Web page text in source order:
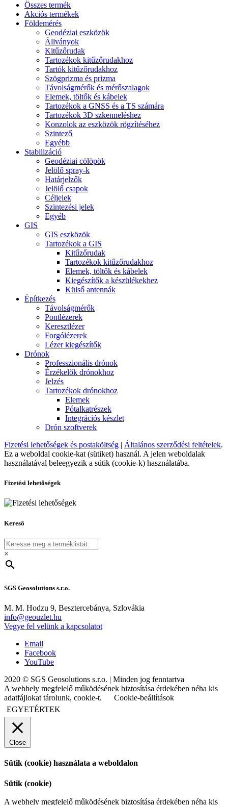
Összes termék
Akciós termékek
Földemérés
Geodéziai eszközök
Állványok
Kitűzőrudak
Tartozékok kitűzőrudakhoz
Tartók kitűzőrudakhoz
Szögprizma és prizma
Távolságmérők és mérőszalagok
Elemek, töltők és kábelek
Tartozékok a GNSS és a TS számára
Tartozékok 3D szkenneléshez
Konzolok az eszközök rögzítéséhez
Szintező
Egyébb
Stabilizáció
Geodéziai cölöpök
Jelölő spray-k
Határjelzők
Jelölő csapok
Céljelek
Szintezési jelek
Egyéb
GIS
GIS eszközök
Tartozékok a GIS
Kitűzőrudak
Tartozékok kitűzőrudakhoz
Elemek, töltők és kábelek
Kiegészítők a készülékekhez
Külső antennák
Építkezés
Távolságmérők
Pontlézerek
Keresztlézer
Forgólézerek
Lézer kiegészítők
Drónok
Professzionális drónok
Érzékelők drónokhoz
Jelzés
Tartozékok drónokhoz
Elemek
Pótalkatrészek
Integrációs készlet
Drón szoftverek
Fizetési lehetőségek és postaköltség | Általános szerződési feltételek.
Ez a weboldal cookie-kat (sütiket) használ. A jelen weboldalak
használatával beleegyezik a sütik (cookie-k) használatába.
Fizetési lehetőségek
Kereső
×
SGS Geosolutions s.r.o.
M. M. Hodzu 9, Besztercebánya, Szlovákia
info@geouzlet.hu
Vegye fel velünk a kapcsolatot
Email
Facebook
YouTube
2020 © SGS Geosolutions s.r.o. | Minden jog fenntartva
A webhely megfelelő működésének biztosítása érdekében néha kis
adatfájlokat tárolunk, cookie-t.
Cookie-beállítások
EGYETÉRTEK
Close
Sütik (cookie) használata a weboldalon
Sütik (cookie)
A webhely megfelelő működésének biztosítása érdekében néha kis